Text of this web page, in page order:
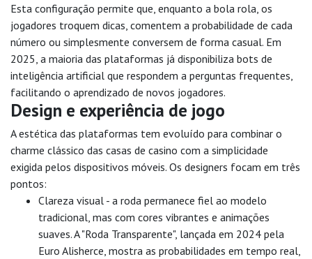
Esta configuração permite que, enquanto a bola rola, os
jogadores troquem dicas, comentem a probabilidade de cada
número ou simplesmente conversem de forma casual. Em
2025, a maioria das plataformas já disponibiliza bots de
inteligência artificial que respondem a perguntas frequentes,
facilitando o aprendizado de novos jogadores.
Design e experiência de jogo
A estética das plataformas tem evoluído para combinar o
charme clássico das casas de casino com a simplicidade
exigida pelos dispositivos móveis. Os designers focam em três
pontos:
Clareza visual - a roda permanece fiel ao modelo
tradicional, mas com cores vibrantes e animações
suaves. A "Roda Transparente", lançada em 2024 pela
Euro Alisherce, mostra as probabilidades em tempo real,